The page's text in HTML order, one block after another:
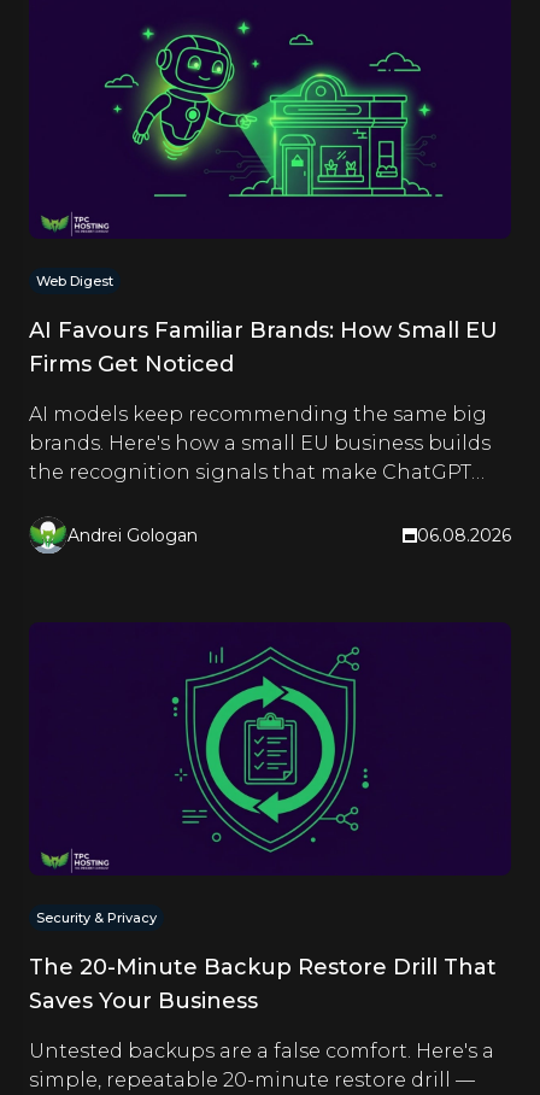
Web Digest
AI Favours Familiar Brands: How Small EU
Firms Get Noticed
AI models keep recommending the same big
brands. Here's how a small EU business builds
the recognition signals that make ChatGPT
Andrei Gologan 06.08.2026
Security & Privacy
The 20-Minute Backup Restore Drill That
Saves Your Business
Untested backups are a false comfort. Here's a
simple, repeatable 20-minute restore drill —